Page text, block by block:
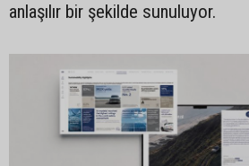
anlaşılır bir şekilde sunuluyor.